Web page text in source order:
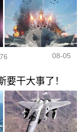
08-05
要干大事了！